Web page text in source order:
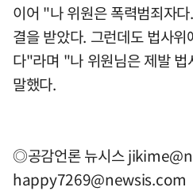
이어 "나 위원은 폭력범죄자
결을 받았다. 그런데도 법사
다"라며 "나 위원님은 제발
말했다.
◎공감언론 뉴시스
happy7269@newsis.com